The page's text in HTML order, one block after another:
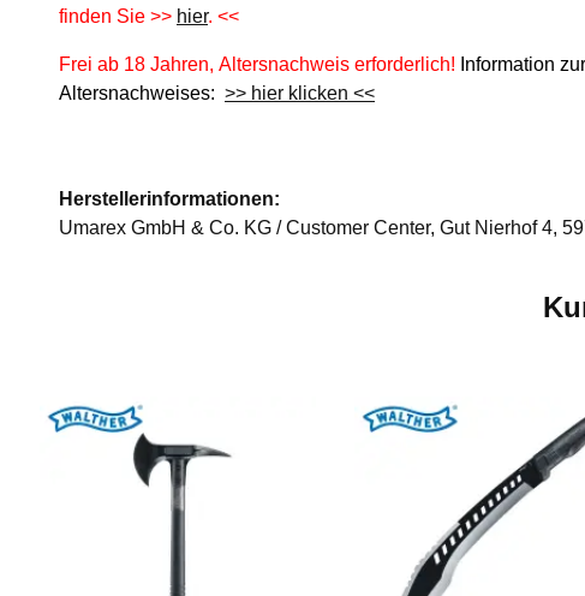
finden Sie >> hier. <<
Frei ab 18 Jahren, Altersnachweis erforderlich! Information
Altersnachweises: >> hier klicken <<
Herstellerinformationen:
Umarex GmbH & Co. KG / Customer Center, Gut Nierhof 4,